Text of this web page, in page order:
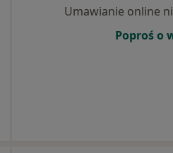
Umawianie online
Poproś o